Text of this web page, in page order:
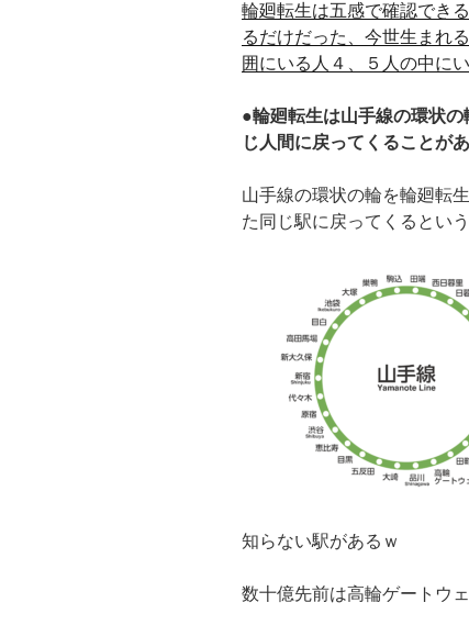
輪廻転生は五感で確認でき
るだけだった、今世生まれ
囲にいる人４、５人の中に
●輪廻転生は山手線の環状
じ人間に戻ってくることが
山手線の環状の輪を輪廻転
た同じ駅に戻ってくるとい
知らない駅があるｗ
数十億先前は高輪ゲートウ